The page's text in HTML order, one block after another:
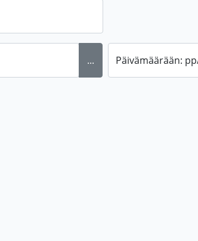
... Päivämäärään: